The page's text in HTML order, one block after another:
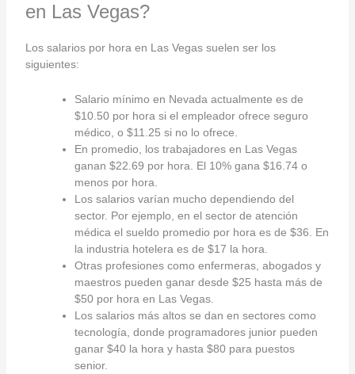
en Las Vegas?
Los salarios por hora en Las Vegas suelen ser los
siguientes:
Salario mínimo en Nevada actualmente es de
$10.50 por hora si el empleador ofrece seguro
médico, o $11.25 si no lo ofrece.
En promedio, los trabajadores en Las Vegas
ganan $22.69 por hora. El 10% gana $16.74 o
menos por hora.
Los salarios varían mucho dependiendo del
sector. Por ejemplo, en el sector de atención
médica el sueldo promedio por hora es de $36. En
la industria hotelera es de $17 la hora.
Otras profesiones como enfermeras, abogados y
maestros pueden ganar desde $25 hasta más de
$50 por hora en Las Vegas.
Los salarios más altos se dan en sectores como
tecnología, donde programadores junior pueden
ganar $40 la hora y hasta $80 para puestos
senior.